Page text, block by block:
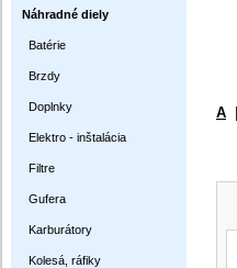
Náhradné diely
Batérie
Brzdy
Doplnky
Elektro - inštalácia
Filtre
Gufera
Karburátory
Kolesá, ráfiky
A